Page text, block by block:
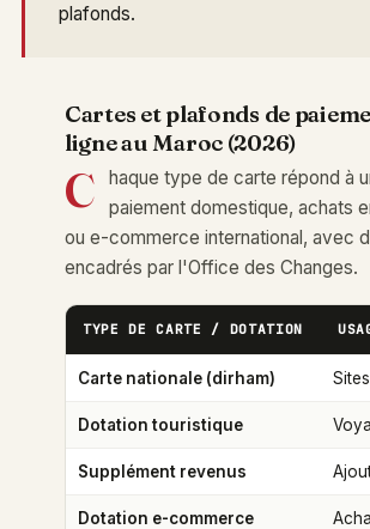
plafonds.
Cartes et plafonds de
ligne au Maroc (2026)
C
haque type de carte répond à
paiement domestique, achats
ou e-commerce international, avec
encadrés par l'Office des Changes.
TYPE DE CARTE / DOTATION
Carte nationale (dirham)
Dotation touristique
Supplément revenus
Dotation e-commerce